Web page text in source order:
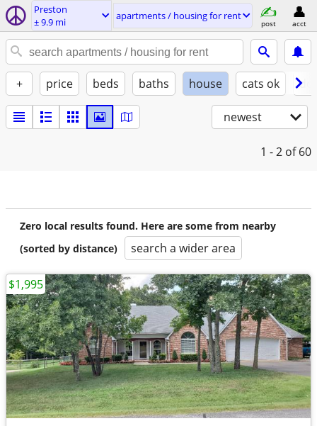
Preston
± 9.9 mi
apartments / housing for rent
post acct
+ price beds baths house cats ok
newest
1 - 2 of 60
Zero local results found. Here are some from nearby
(sorted by distance)
search a wider area
$1,995